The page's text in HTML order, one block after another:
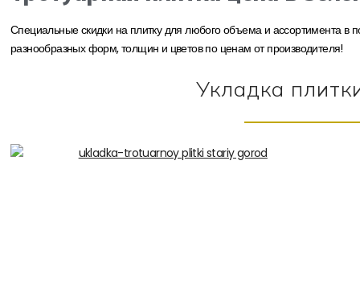
Специальные скидки на плитку для любого объема и ассортимента в
разнообразных форм, толщин и цветов по ценам от производителя!
Укладка